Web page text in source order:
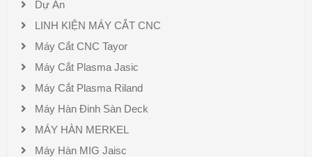
Dự Án
LINH KIỆN MÁY CẮT CNC
Máy Cắt CNC Tayor
Máy Cắt Plasma Jasic
Máy Cắt Plasma Riland
Máy Hàn Đinh Sàn Deck
MÁY HÀN MERKEL
Máy Hàn MIG Jaisc